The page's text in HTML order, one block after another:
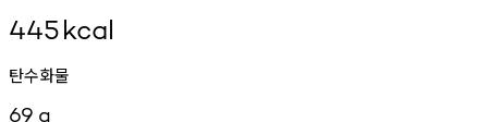
445kcal
탄수화물
69 g